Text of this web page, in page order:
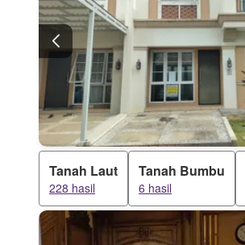
Tanah Laut
228 hasil
Tanah Bumbu
6 hasil